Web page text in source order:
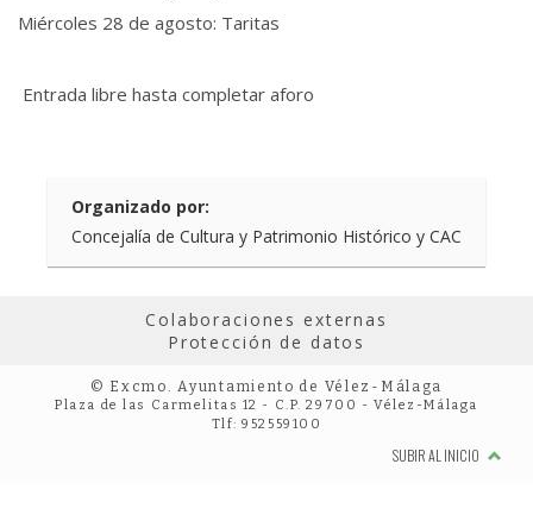
Miércoles 28 de agosto: Taritas
Entrada libre hasta completar aforo
Organizado por:
Concejalía de Cultura y Patrimonio Histórico y CAC
Colaboraciones externas
Protección de datos
© Excmo. Ayuntamiento de Vélez-Málaga
Plaza de las Carmelitas 12 - C.P. 29700 - Vélez-Málaga
Tlf: 952559100
SUBIR AL INICIO